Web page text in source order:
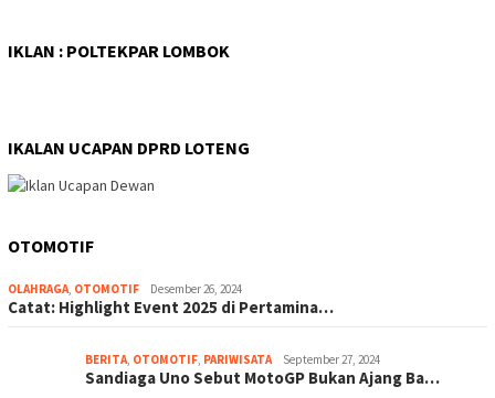
IKLAN : POLTEKPAR LOMBOK
IKALAN UCAPAN DPRD LOTENG
OTOMOTIF
OLAHRAGA, OTOMOTIF Desember 26, 2024
Catat: Highlight Event 2025 di Pertamina…
BERITA, OTOMOTIF, PARIWISATA September 27, 2024
Sandiaga Uno Sebut MotoGP Bukan Ajang Ba…